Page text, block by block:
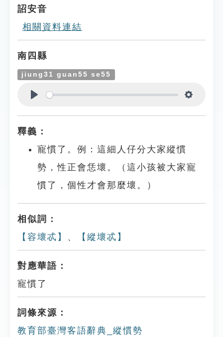
詔安音
相關資料連結
南四縣
jiung31 guan55 se55
釋義：
寵慣了。例：這細人仔分大家縱慣
勢，性正會恁壞。（這小孩被大家寵
慣了，個性才會那麼壞。）
相似詞：
【容壞忒】 、 【縱壞忒】
對應華語：
寵慣了
詞條來源：
教育部臺灣客語辭典_縱慣勢